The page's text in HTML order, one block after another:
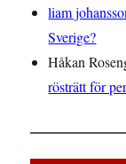
liam
Sverige?
Håkan
rösträtt för